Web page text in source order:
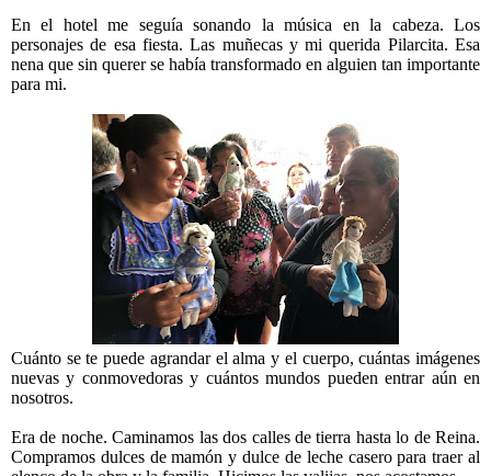
En el hotel me seguía sonando la música en la cabeza. Los
personajes de esa fiesta. Las muñecas y mi querida Pilarcita. Esa
nena que sin querer se había transformado en alguien tan importante
para mi.
Cuánto se te puede agrandar el alma y el cuerpo, cuántas imágenes
nuevas y conmovedoras y cuántos mundos pueden entrar aún en
nosotros.
Era de noche. Caminamos las dos calles de tierra hasta lo de Reina.
Compramos dulces de mamón y dulce de leche casero para traer al